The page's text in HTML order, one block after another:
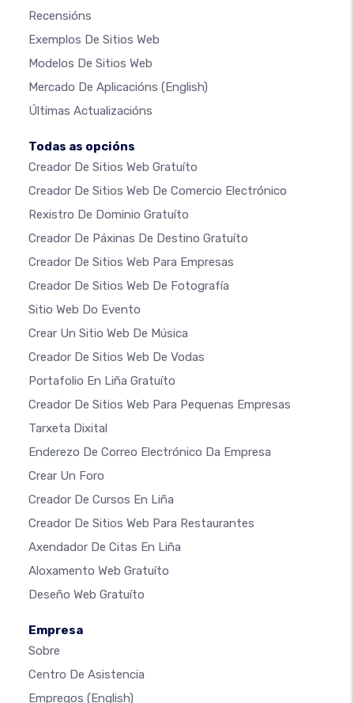
Recensións
Exemplos De Sitios Web
Modelos De Sitios Web
Mercado De Aplicacións (English)
Últimas Actualizacións
Todas as opcións
Creador De Sitios Web Gratuíto
Creador De Sitios Web De Comercio Electrónico
Rexistro De Dominio Gratuíto
Creador De Páxinas De Destino Gratuíto
Creador De Sitios Web Para Empresas
Creador De Sitios Web De Fotografía
Sitio Web Do Evento
Crear Un Sitio Web De Música
Creador De Sitios Web De Vodas
Portafolio En Liña Gratuíto
Creador De Sitios Web Para Pequenas Empresas
Tarxeta Dixital
Enderezo De Correo Electrónico Da Empresa
Crear Un Foro
Creador De Cursos En Liña
Creador De Sitios Web Para Restaurantes
Axendador De Citas En Liña
Aloxamento Web Gratuíto
Deseño Web Gratuíto
Empresa
Sobre
Centro De Asistencia
Empregos (English)